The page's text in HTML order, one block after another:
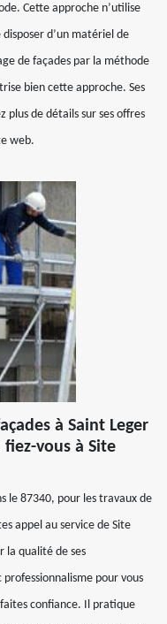
Cette approche n’utilise
d’un matériel de
de façades par la méthode
bien cette approche. Ses
plus de détails sur ses offres
web.
à Saint Leger
vous à Site
le 87340, pour les travaux de
appel au service de Site
la qualité de ses
pour vous
confiance. Il pratique